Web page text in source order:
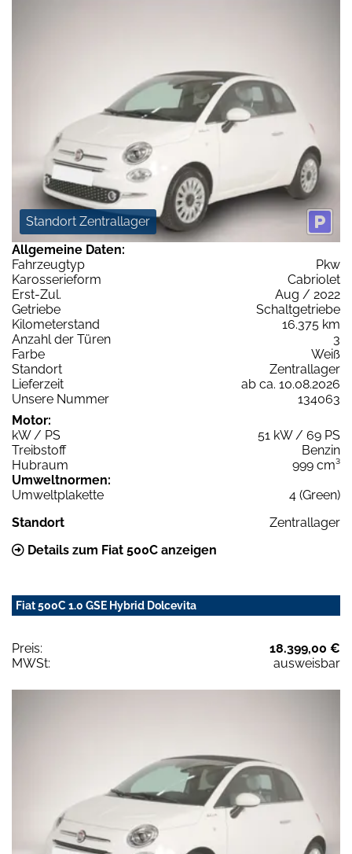
Standort Zentrallager
Allgemeine Daten:
Fahrzeugtyp
Pkw
Karosserieform
Cabriolet
Erst-Zul.
Aug / 2022
Getriebe
Schaltgetriebe
Kilometerstand
16.375 km
Anzahl der Türen
3
Farbe
Weiß
Standort
Zentrallager
Lieferzeit
ab ca. 10.08.2026
Unsere Nummer
134063
Motor:
kW / PS
51 kW / 69 PS
Treibstoff
Benzin
Hubraum
999 cm³
Umweltnormen:
Umweltplakette
4 (Green)
Standort
Zentrallager
Details zum Fiat 500C anzeigen
Fiat 500C 1.0 GSE Hybrid Dolcevita
Preis:
18.399,00 €
MWSt:
ausweisbar